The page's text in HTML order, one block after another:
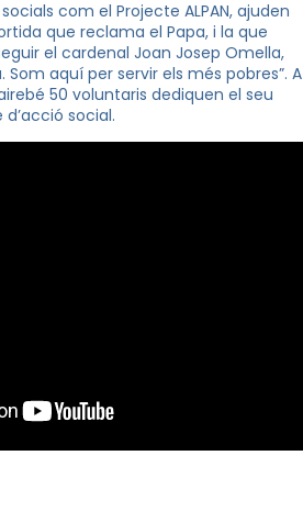
com el Projecte ALPAN, ajuden
que reclama el Papa, i la que
el cardenal Joan Josep Omella,
Som aquí per servir els més pobres”. A
50 voluntaris dediquen el seu
social.